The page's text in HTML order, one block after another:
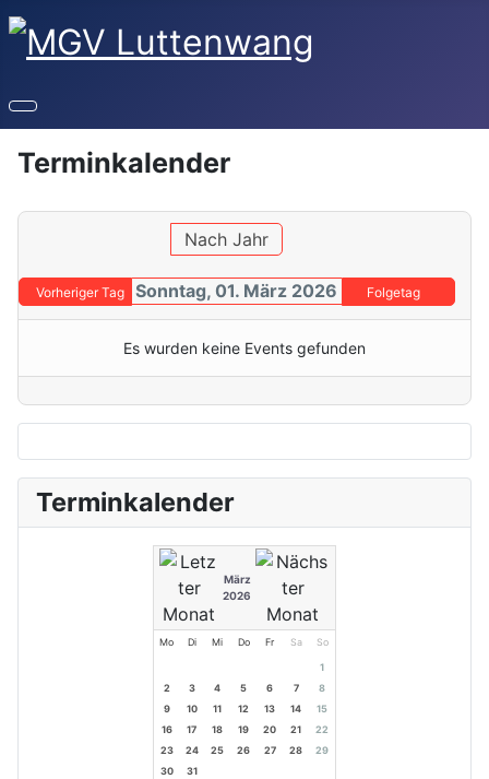
Terminkalender
Nach Jahr
Vorheriger Tag Sonntag, 01. März 2026 Folgetag
Es wurden keine Events gefunden
Terminkalender
März
2026
Mo Di Mi Do Fr Sa So
1
2
3 4 5 6 7
8
9
10 11 12 13 14
15
16
17 18 19 20 21
22
23
24 25 26 27 28
29
30
31